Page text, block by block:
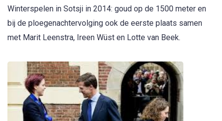
Winterspelen in Sotsji in 2014: goud op de 1500 meter en
bij de ploegenachtervolging ook de eerste plaats samen
met Marit Leenstra, Ireen Wüst en Lotte van Beek.